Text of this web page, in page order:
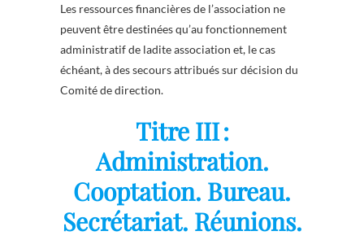
Les ressources financières de l’association ne
peuvent être destinées qu’au fonctionnement
administratif de ladite association et, le cas
échéant, à des secours attribués sur décision du
Comité de direction.
Titre III :
Administration.
Cooptation. Bureau.
Secrétariat. Réunions.